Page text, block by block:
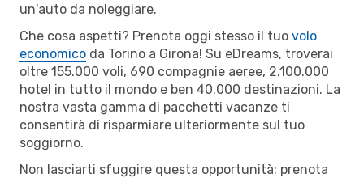
un'auto da noleggiare.
Che cosa aspetti? Prenota oggi stesso il tuo volo
economico da Torino a Girona! Su eDreams, troverai
oltre 155.000 voli, 690 compagnie aeree, 2.100.000
hotel in tutto il mondo e ben 40.000 destinazioni. La
nostra vasta gamma di pacchetti vacanze ti
consentirà di risparmiare ulteriormente sul tuo
soggiorno.
Non lasciarti sfuggire questa opportunità: prenota